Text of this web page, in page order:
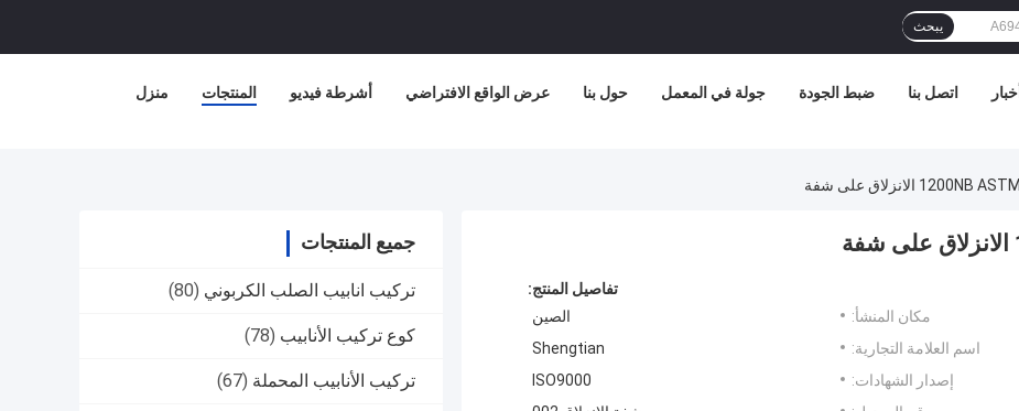
يبحث
منزل المنتجات أشرطة فيديو عرض الواقع الافتراضي حول بنا جولة في المعمل ضبط الجودة اتصل بنا أخبار
جميع المنتجات
تركيب انابيب الصلب الكربوني (80)
كوع تركيب الأنابيب (78)
تركيب الأنابيب المحملة (67)
تفاصيل المنتج:
مكان المنشأ:
الصين
اسم العلامة التجارية:
Shengtian
إصدار الشهادات:
ISO9000